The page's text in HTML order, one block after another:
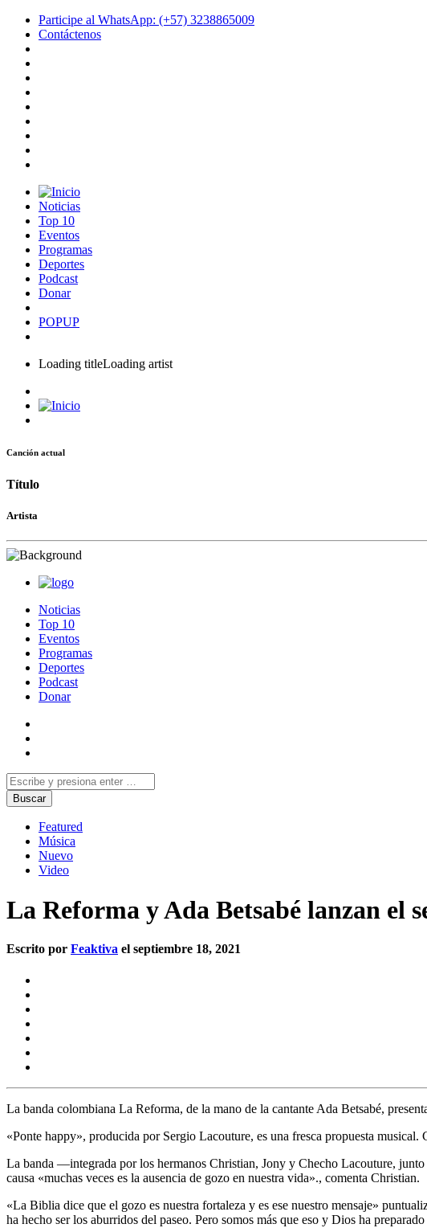
Participe al WhatsApp: (+57) 3238865009
Contáctenos
Noticias
Top 10
Eventos
Programas
Deportes
Podcast
Donar
POPUP
Loading titleLoading artist
Canción actual
Título
Artista
Noticias
Top 10
Eventos
Programas
Deportes
Podcast
Donar
Featured
Música
Nuevo
Video
La Reforma y Ada Betsabé lanzan el
Escrito por Feaktiva el septiembre 18, 2021
La banda colombiana La Reforma, de la mano de la cantante Ada Betsabé,
«Ponte happy», producida por Sergio Lacouture, es una fresca propuesta
La banda —integrada por los hermanos Christian, Jony y Checho Lacouture,
causa «muchas veces es la ausencia de gozo en nuestra vida»., comenta Christian.
«La Biblia dice que el gozo es nuestra fortaleza y es ese nuestro mensaje»
ha hecho ser los aburridos del paseo. Pero somos más que eso y Dios ha